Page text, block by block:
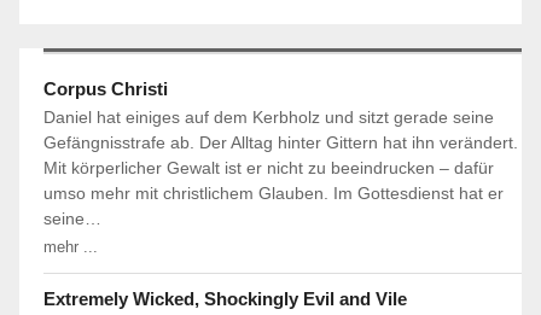
Corpus Christi
Daniel hat einiges auf dem Kerbholz und sitzt gerade seine
Gefängnisstrafe ab. Der Alltag hinter Gittern hat ihn verändert.
Mit körperlicher Gewalt ist er nicht zu beeindrucken – dafür
umso mehr mit christlichem Glauben. Im Gottesdienst hat er
seine…
mehr ...
Extremely Wicked, Shockingly Evil and Vile